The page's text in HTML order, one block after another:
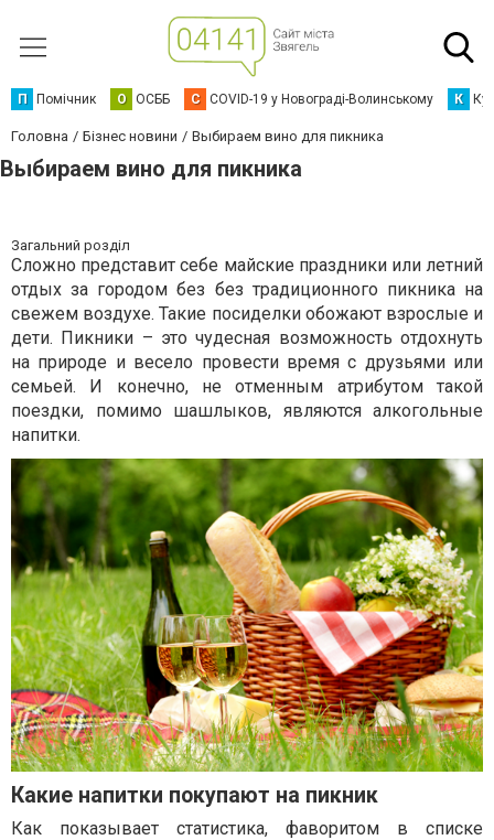
П Помічник О ОСББ C COVID-19 у Новограді-Волинському К
Головна Бізнес новини Выбираем вино для пикника
Выбираем вино для пикника
Загальний розділ
Сложно представит себе майские праздники или летний
отдых за городом без без традиционного пикника на
свежем воздухе. Такие посиделки обожают взрослые и
дети. Пикники – это чудесная возможность отдохнуть
на природе и весело провести время с друзьями или
семьей. И конечно, не отменным атрибутом такой
поездки, помимо шашлыков, являются алкогольные
напитки.
Какие напитки покупают на пикник
Как показывает статистика, фаворитом в списке